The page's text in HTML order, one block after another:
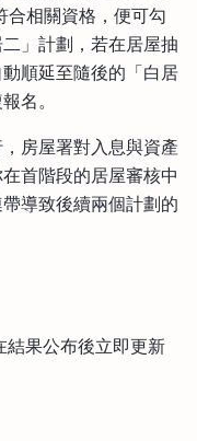
合相關資格，便可勾
」計劃，若在居屋抽
順延至隨後的「白居
名。
房屋署對入息與資產
首階段的居屋審核中
導致後續兩個計劃的
果公布後立即更新